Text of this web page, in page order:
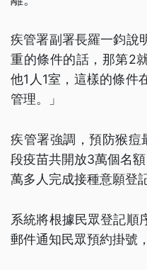
疾管署副署長羅一鈞說
重的條件的話，那第2
他1人1室，這樣的條件
管理。」
疾管署強調，預防猴
段疫苗共開放3萬個名
萬多人完成接種意願登記
系統將根據民眾登記順
郵件通知民眾預約掛號